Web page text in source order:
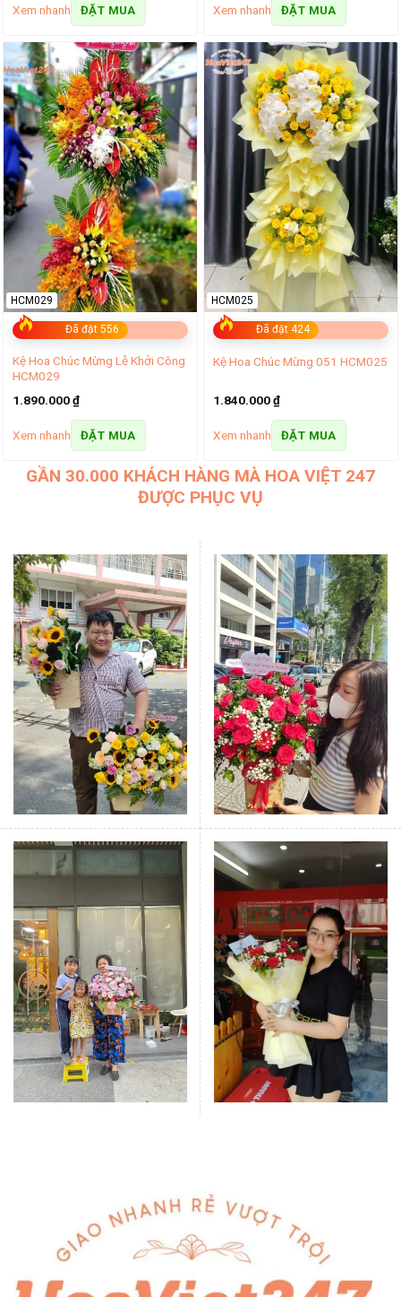
Xem nhanh ĐẶT MUA Xem nhanh ĐẶT MUA
Đã đặt 556
HCM029
Kệ Hoa Chúc Mừng Lễ Khởi Công
HCM029
1.890.000₫
Xem nhanh ĐẶT MUA
Đã đặt 424
HCM025
Kệ Hoa Chúc Mừng 051 HCM025
1.840.000₫
Xem nhanh ĐẶT MUA
GẦN 30.000 KHÁCH HÀNG MÀ HOA VIỆT 247
ĐƯỢC PHỤC VỤ